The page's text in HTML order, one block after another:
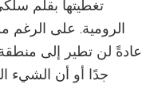
تغطيتها بقلم
الرومية. على الرغم
عادةً لن تطير إلى
جدًا أو أن الشيء